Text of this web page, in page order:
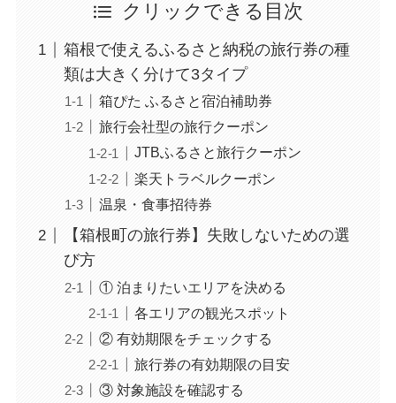
クリックできる目次
箱根で使えるふるさと納税の旅行券の種
類は大きく分けて3タイプ
箱ぴた ふるさと宿泊補助券
旅行会社型の旅行クーポン
JTBふるさと旅行クーポン
楽天トラベルクーポン
温泉・食事招待券
【箱根町の旅行券】失敗しないための選
び方
① 泊まりたいエリアを決める
各エリアの観光スポット
② 有効期限をチェックする
旅行券の有効期限の目安
③ 対象施設を確認する